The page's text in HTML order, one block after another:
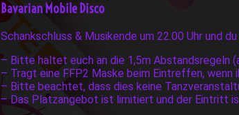
Bavarian Mobile Disco
Schankschluss & Musikende um 22.00 Uhr und
– Bitte haltet euch an die 1,5m Abstandsregeln
– Tragt eine FFP2 Maske beim Eintreffen,
– Bitte beachtet, dass dies keine
– Das Platzangebot ist limitiert und der Eintritt